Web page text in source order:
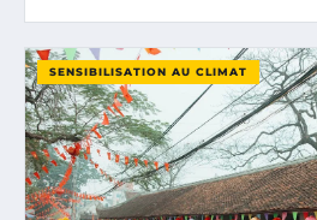
SENSIBILISATION AU CLIMAT